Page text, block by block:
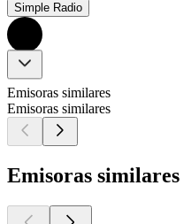
Simple Radio
Emisoras similares
Emisoras similares
Emisoras similares